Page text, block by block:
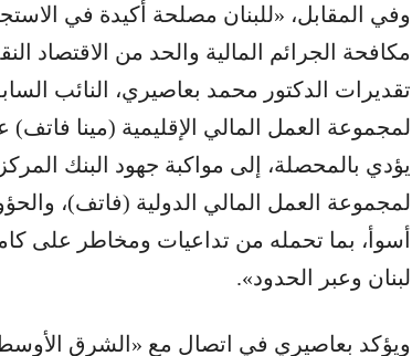
وفي المقابل، «للبنان مصلحة أكيدة في
مكافحة الجرائم المالية والحد من الاقتصاد
تقديرات الدكتور محمد بعاصيري، النائب
يؤدي بالمحصلة، إلى مواكبة جهود البنك
لمجموعة العمل المالي الدولية (فاتف)،
أسوأ، بما تحمله من تداعيات ومخاطر على
لبنان وعبر الحدود».
ويؤكد بعاصيري في اتصال مع «الشرق